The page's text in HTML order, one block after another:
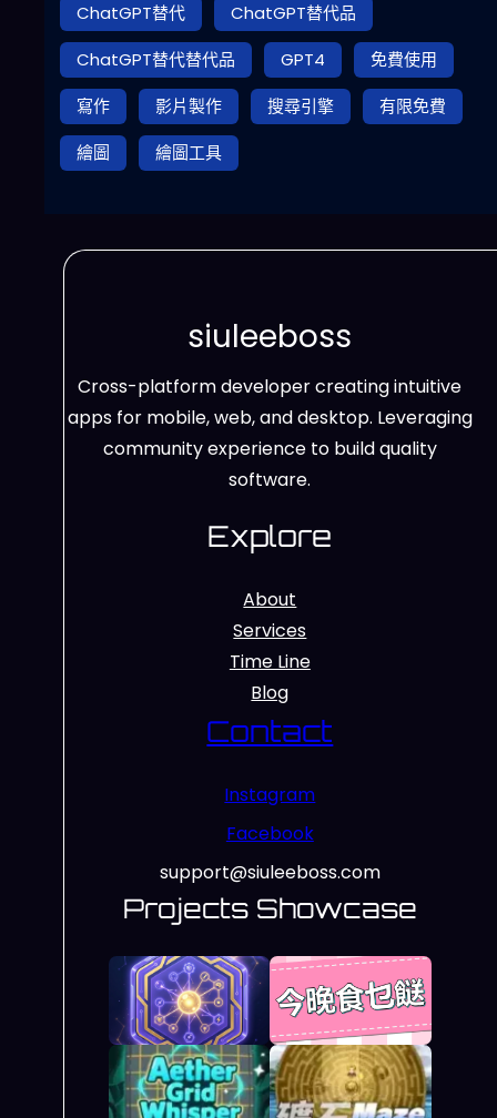
ChatGPT替代
ChatGPT替代品
ChatGPT替代替代品
GPT4
免費使用
寫作
影片製作 搜尋引擎
有限免費
繪圖
繪圖工具
siuleeboss
Cross-platform developer creating intuitive
apps for mobile, web, and desktop. Leveraging
community experience to build quality
software.
Explore
About
Services
Time Line
Blog
Contact
Instagram
Facebook
support@siuleeboss.com
Projects Showcase